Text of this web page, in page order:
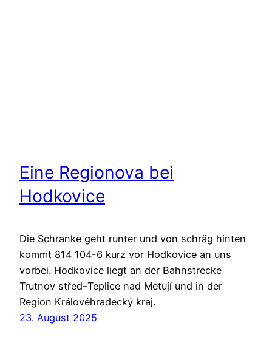
Eine Regionova bei
Hodkovice
Die Schranke geht runter und von schräg hinten
kommt 814 104-6 kurz vor Hodkovice an uns
vorbei. Hodkovice liegt an der Bahnstrecke
Trutnov střed–Teplice nad Metují und in der
Region Královéhradecký kraj.
23. August 2025